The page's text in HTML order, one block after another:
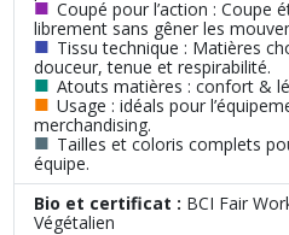
Coupé pour l’action : Coupe
librement sans gêner les
■ Tissu technique : Matières
douceur, tenue et respirabilité.
■ Atouts matières : confort &
■ Usage : idéals pour
merchandising.
■ Tailles et coloris complets
équipe.
Bio et certificat : BCI Fair
Végétalien